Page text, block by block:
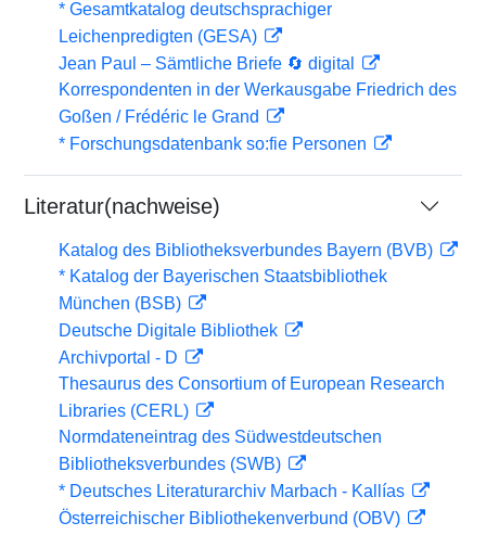
* Gesamtkatalog deutschsprachiger
Leichenpredigten (GESA)
Jean Paul – Sämtliche Briefe 🔄 digital
Korrespondenten in der Werkausgabe Friedrich des
Goßen / Frédéric le Grand
* Forschungsdatenbank so:fie Personen
Literatur(nachweise)
Katalog des Bibliotheksverbundes Bayern (BVB)
* Katalog der Bayerischen Staatsbibliothek
München (BSB)
Deutsche Digitale Bibliothek
Archivportal - D
Thesaurus des Consortium of European Research
Libraries (CERL)
Normdateneintrag des Südwestdeutschen
Bibliotheksverbundes (SWB)
* Deutsches Literaturarchiv Marbach - Kallías
Österreichischer Bibliothekenverbund (OBV)